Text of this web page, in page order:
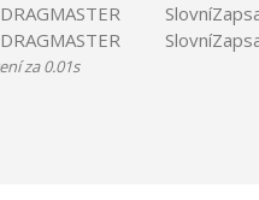
DRAGMASTER Slovní
DRAGMASTER Slovní
za 0.01s